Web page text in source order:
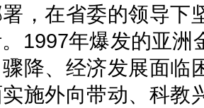
，在省委的领导下
1997年爆发的亚
降、经济发展面临
施外向带动、科教